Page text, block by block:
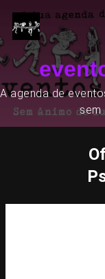
A agenda de
sem